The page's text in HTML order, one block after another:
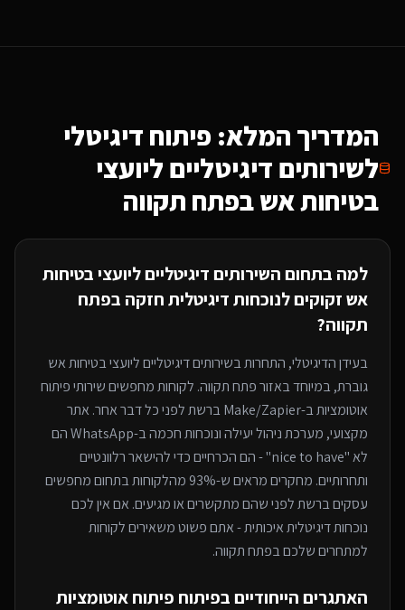
המדריך המלא: פיתוח דיגיטלי
לשירותים דיגיטליים ליועצי
בטיחות אשבפתח תקווה
למה בתחום השירותים דיגיטליים ליועצי בטיחות
אשזקוקים לנוכחות דיגיטלית חזקה בפתח
תקווה?
בעידן הדיגיטלי, התחרות בשירותים דיגיטליים ליועצי בטיחות אש
גוברת, במיוחדבאזור פתח תקווה. לקוחות מחפשים שירותיפיתוח
אוטומציות ב-Make/Zapier
ברשת לפני כל דבר אחר. אתר
מקצועי, מערכת ניהול יעילה ונוכחות חכמה ב-WhatsApp הם
לא "nice to have" - הם הכרחיים כדי להישאר רלוונטיים
ותחרותיים. מחקרים מראים ש-93% מהלקוחות בתחום מחפשים
עסקים ברשת לפני שהם מתקשרים או מגיעים. אם אין לכם
נוכחות דיגיטלית איכותית - אתם פשוט משאירים לקוחות
למתחריםשלכם בפתח תקווה.
האתגרים הייחודיים בפיתוח פיתוח אוטומציות